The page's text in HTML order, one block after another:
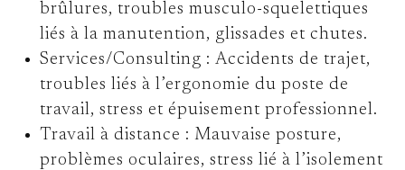
brûlures, troubles musculo-squelettiques
liés à la manutention, glissades et chutes.
Services/Consulting : Accidents de trajet,
troubles liés à l’ergonomie du poste de
travail, stress et épuisement professionnel.
Travail à distance : Mauvaise posture,
problèmes oculaires, stress lié à l’isolement